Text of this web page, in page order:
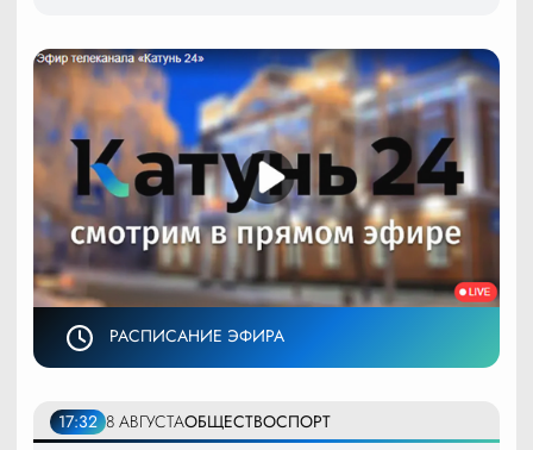
РАСПИСАНИЕ ЭФИРА
17:32 8 АВГУСТАОБЩЕСТВОСПОРТ